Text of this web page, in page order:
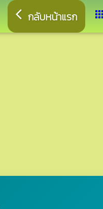
arrow_back_ios กลับหน้าแรก